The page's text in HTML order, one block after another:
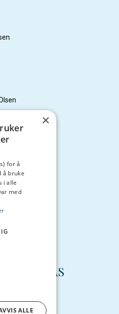
AS
AS
×
for å
å bruke
i alle
med
ALLE